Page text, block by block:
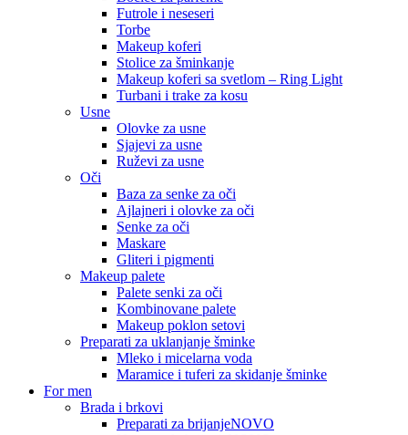
Futrole i neseseri
Torbe
Makeup koferi
Stolice za šminkanje
Makeup koferi sa svetlom – Ring Light
Turbani i trake za kosu
Usne
Olovke za usne
Sjajevi za usne
Ruževi za usne
Oči
Baza za senke za oči
Ajlajneri i olovke za oči
Senke za oči
Maskare
Gliteri i pigmenti
Makeup palete
Palete senki za oči
Kombinovane palete
Makeup poklon setovi
Preparati za uklanjanje šminke
Mleko i micelarna voda
Maramice i tuferi za skidanje šminke
For men
Brada i brkovi
Preparati za brijanjeNOVO